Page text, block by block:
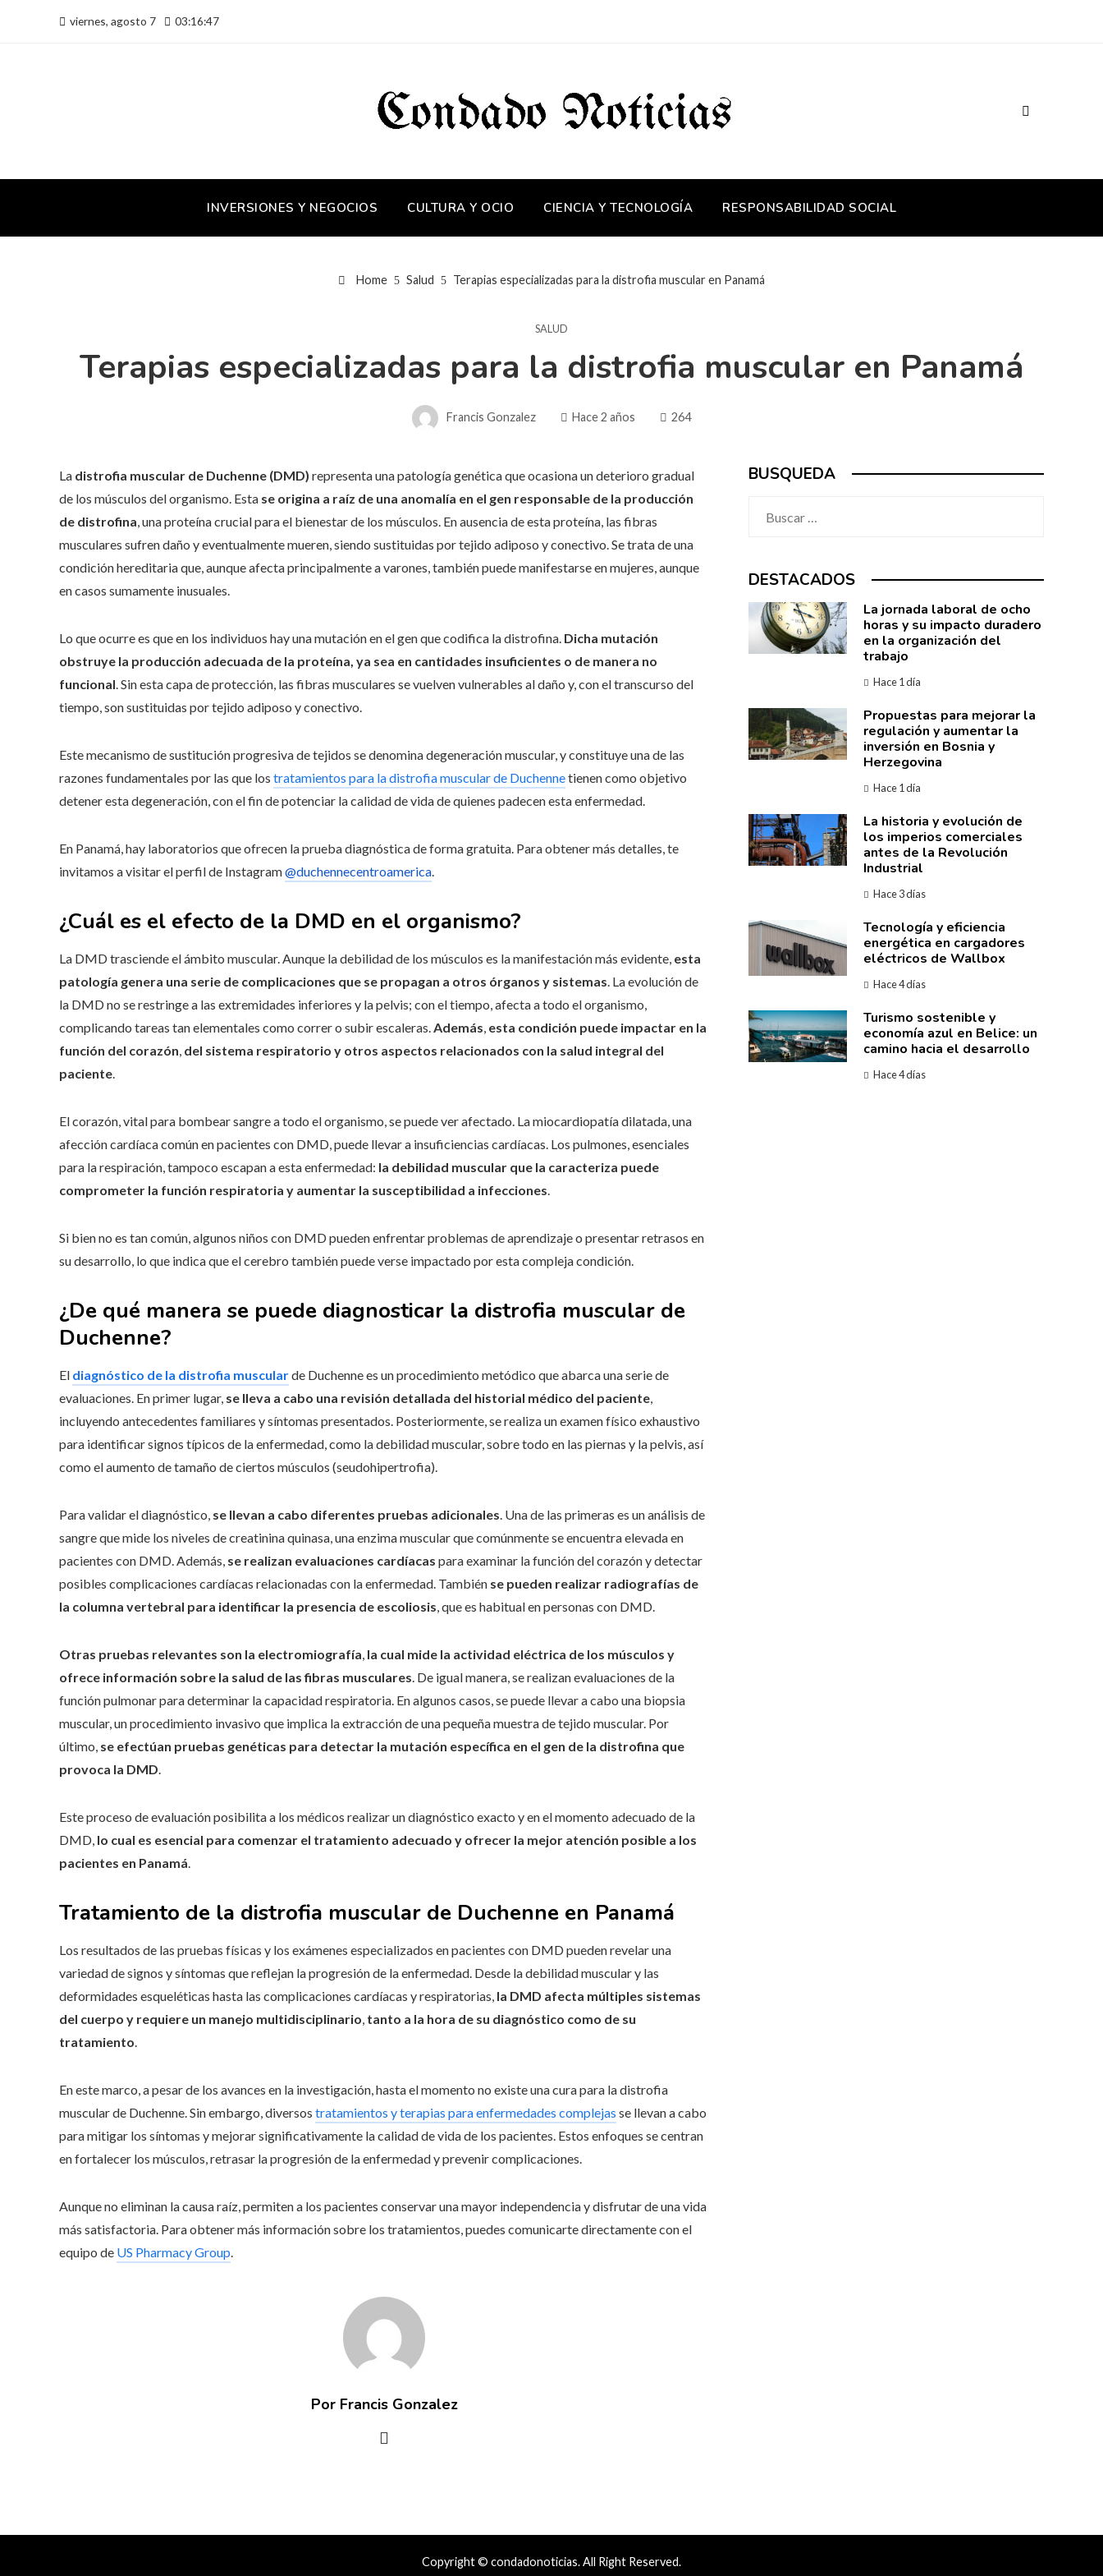
viernes, agosto 7 03:16:48
INVERSIONES Y NEGOCIOS CULTURA Y OCIO CIENCIA Y TECNOLOGÍA RESPONSABILIDAD SOCIAL
Home Salud Terapias especializadas para la distrofia muscular en Panamá
SALUD
Terapias especializadas para la distrofia muscular en Panamá
Francis Gonzalez Hace 2 años 264
La distrofia muscular de Duchenne (DMD) representa una patología genética que ocasiona un deterioro gradual
de los músculos del organismo. Esta se origina a raíz de una anomalía en el gen responsable de la producción
de distrofina, una proteína crucial para el bienestar de los músculos. En ausencia de esta proteína, las fibras
musculares sufren daño y eventualmente mueren, siendo sustituidas por tejido adiposo y conectivo. Se trata de una
condición hereditaria que, aunque afecta principalmente a varones, también puede manifestarse en mujeres, aunque
en casos sumamente inusuales.
Lo que ocurre es que en los individuos hay una mutación en el gen que codifica la distrofina. Dicha mutación
obstruye la producción adecuada de la proteína, ya sea en cantidades insuficientes o de manera no
funcional. Sin esta capa de protección, las fibras musculares se vuelven vulnerables al daño y, con el transcurso del
tiempo, son sustituidas por tejido adiposo y conectivo.
Este mecanismo de sustitución progresiva de tejidos se denomina degeneración muscular, y constituye una de las
razones fundamentales por las que los tratamientos para la distrofia muscular de Duchennetienen como objetivo
detener esta degeneración, con el fin de potenciar la calidad de vida de quienes padecen esta enfermedad.
En Panamá, hay laboratorios que ofrecen la prueba diagnóstica de forma gratuita. Para obtener más detalles, te
invitamos a visitar el perfil de Instagram@duchennecentroamerica.
¿Cuál es el efecto de la DMD en el organismo?
La DMD trasciende el ámbito muscular. Aunque la debilidad de los músculos es la manifestación más evidente, esta
patología genera una serie de complicaciones que se propagan a otros órganos y sistemas. La evolución de
la DMD no se restringe a las extremidades inferiores y la pelvis; con el tiempo, afecta a todo el organismo,
complicando tareas tan elementales como correr o subir escaleras.Además, esta condición puede impactar en la
función del corazón, del sistema respiratorio y otros aspectos relacionados con la salud integral del
paciente.
El corazón, vital para bombear sangre a todo el organismo, se puede ver afectado. La miocardiopatía dilatada, una
afección cardíaca común en pacientes con DMD, puede llevar a insuficiencias cardíacas. Los pulmones, esenciales
para la respiración, tampoco escapan a esta enfermedad: la debilidad muscular que la caracteriza puede
comprometer la función respiratoria y aumentar la susceptibilidad a infecciones.
Si bien no es tan común, algunos niños con DMD pueden enfrentar problemas de aprendizaje o presentar retrasos en
su desarrollo, lo que indica que el cerebro también puede verse impactado por esta compleja condición.
¿De qué manera se puede diagnosticar la distrofia muscular de
Duchenne?
El diagnóstico de la distrofia muscularde Duchenne es un procedimiento metódico que abarca una serie de
evaluaciones. En primer lugar, se lleva a cabo una revisión detallada del historial médico del paciente,
incluyendo antecedentes familiares y síntomas presentados. Posteriormente, se realiza un examen físico exhaustivo
para identificar signos típicos de la enfermedad, como la debilidad muscular, sobre todo en las piernas y la pelvis, así
como el aumento de tamaño de ciertos músculos (seudohipertrofia).
Para validar el diagnóstico, se llevan a cabo diferentes pruebas adicionales. Una de las primeras es un análisis de
sangre que mide los niveles de creatinina quinasa, una enzima muscular que comúnmente se encuentra elevada en
pacientes con DMD. Además, se realizan evaluaciones cardíacas para examinar la función del corazón y detectar
posibles complicaciones cardíacas relacionadas con la enfermedad. También se pueden realizar radiografías de
la columna vertebral para identificar la presencia de escoliosis, que es habitual en personas con DMD.
Otras pruebas relevantes son la electromiografía, la cual mide la actividad eléctrica de los músculos y
ofrece información sobre la salud de las fibras musculares. De igual manera, se realizan evaluaciones de la
función pulmonar para determinar la capacidad respiratoria. En algunos casos, se puede llevar a cabo una biopsia
muscular, un procedimiento invasivo que implica la extracción de una pequeña muestra de tejido muscular. Por
último, se efectúan pruebas genéticas para detectar la mutación específica en el gen de la distrofina que
provoca la DMD.
Este proceso de evaluación posibilita a los médicos realizar un diagnóstico exacto y en el momento adecuado de la
DMD, lo cual es esencial para comenzar el tratamiento adecuado y ofrecer la mejor atención posible a los
pacientes en Panamá.
Tratamiento de la distrofia muscular de Duchenne en Panamá
Los resultados de las pruebas físicas y los exámenes especializados en pacientes con DMD pueden revelar una
variedad de signos y síntomas que reflejan la progresión de la enfermedad. Desde la debilidad muscular y las
deformidades esqueléticas hasta las complicaciones cardíacas y respiratorias, la DMD afecta múltiples sistemas
del cuerpo y requiere un manejo multidisciplinario, tanto a la hora de su diagnóstico como de su
tratamiento.
En este marco, a pesar de los avances en la investigación, hasta el momento no existe una cura para la distrofia
muscular de Duchenne. Sin embargo, diversos tratamientos y terapias para enfermedades complejas se llevan a cabo
para mitigar los síntomas y mejorar significativamente la calidad de vida de los pacientes. Estos enfoques se centran
en fortalecer los músculos, retrasar la progresión de la enfermedad y prevenir complicaciones.
Aunque no eliminan la causa raíz, permiten a los pacientes conservar una mayor independencia y disfrutar de una vida
más satisfactoria. Para obtener más información sobre los tratamientos, puedes comunicarte directamente con el
equipo de US Pharmacy Group.
Por Francis Gonzalez
BUSQUEDA
DESTACADOS
La jornada laboral de ocho
horas y su impacto duradero
en la organización del
trabajo
Hace 1 día
Propuestas para mejorar la
regulación y aumentar la
inversión en Bosnia y
Herzegovina
Hace 1 día
La historia y evolución de
los imperios comerciales
antes de la Revolución
Industrial
Hace 3 días
Tecnología y eficiencia
energética en cargadores
eléctricos de Wallbox
Hace 4 días
Turismo sostenible y
economía azul en Belice: un
camino hacia el desarrollo
Hace 4 días
Copyright © condadonoticias. All Right Reserved.